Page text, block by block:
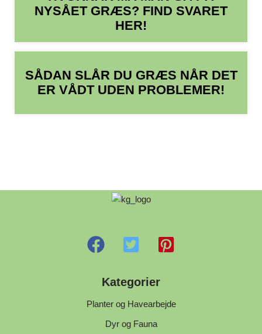
NYSÅET GRÆS? FIND SVARET
HER!
SÅDAN SLÅR DU GRÆS NÅR DET
ER VÅDT UDEN PROBLEMER!
Kategorier
Planter og Havearbejde
Dyr og Fauna